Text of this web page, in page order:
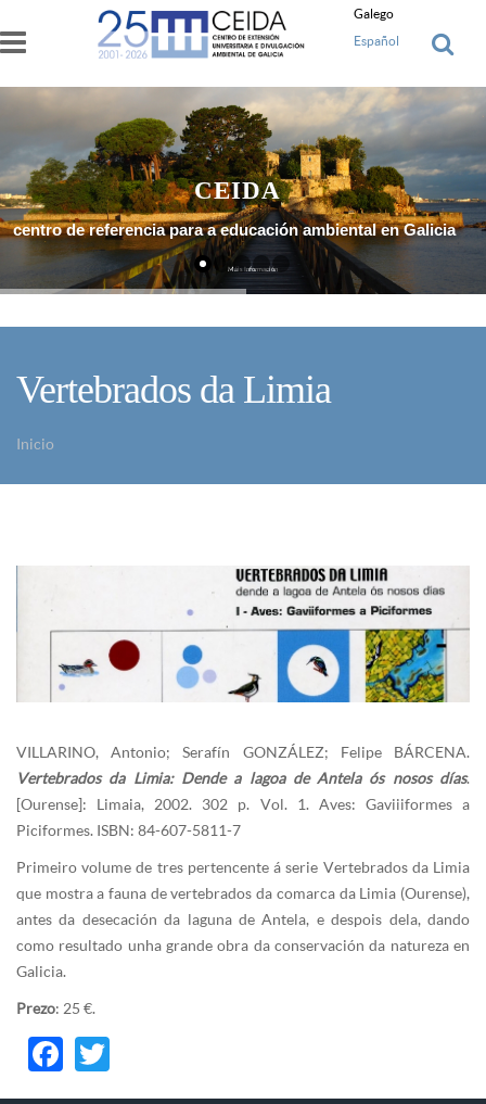
Ir o contido principal
Galego
Español
centro de referencia para a educación ambiental en Galicia
Máis Información
CEIDA
Vertebrados da Limia
Inicio
VILLARINO, Antonio; Serafín GONZÁLEZ; Felipe BÁRCENA.
Vertebrados da Limia: Dende a lagoa de Antela ós nosos días.
[Ourense]: Limaia, 2002. 302 p. Vol. 1. Aves: Gaviiiformes a
Piciformes. ISBN: 84-607-5811-7
Primeiro volume de tres pertencente á serie Vertebrados da Limia
que mostra a fauna de vertebrados da comarca da Limia (Ourense),
antes da desecación da laguna de Antela, e despois dela, dando
como resultado unha grande obra da conservación da natureza en
Galicia.
Prezo: 25 €.
Facebook